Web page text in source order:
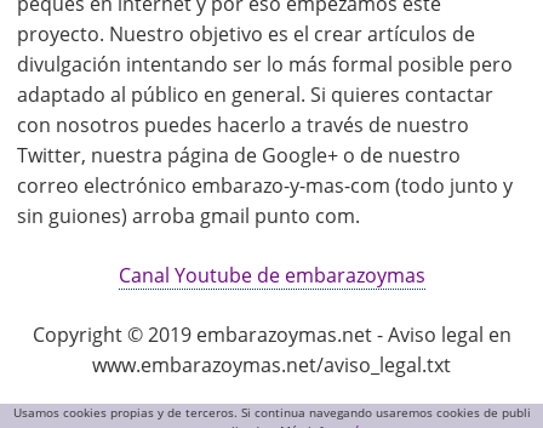
Usamos cookies propias y de terceros. Si continua navegando usaremos cookies de publi
proyecto. Nuestro objetivo es el crear artículos de
divulgación intentando ser lo más formal posible pero
adaptado al público en general. Si quieres contactar
con nosotros puedes hacerlo a través de nuestro
Twitter, nuestra página de Google+ o de nuestro
correo electrónico embarazo-y-mas-com (todo junto y
sin guiones) arroba gmail punto com.
Canal Youtube de embarazoymas
Copyright © 2019 embarazoymas.net - Aviso legal en
www.embarazoymas.net/aviso_legal.txt